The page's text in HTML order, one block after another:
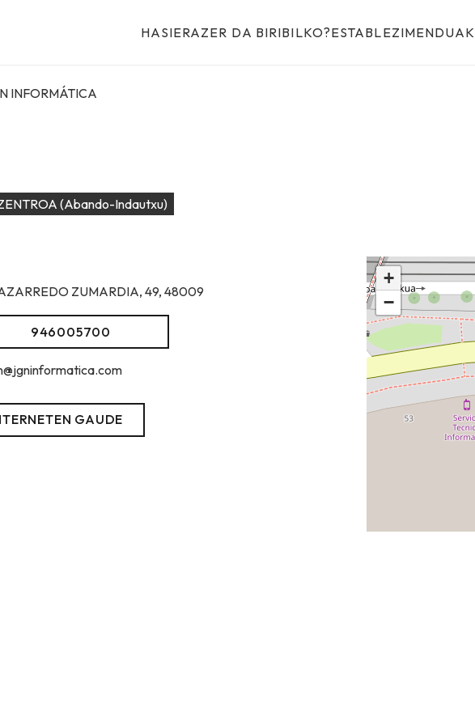
HASIERAZER DA BIRIBILKO?ESTABLEZIMENDUAK
INFORMÁTICA
(Abando-Indautxu)
ZUMARDIA, 49, 48009
946005700
GAUDE
+
−